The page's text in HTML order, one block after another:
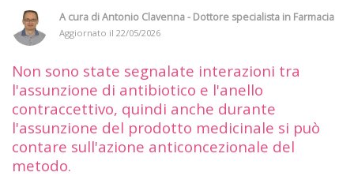
A cura diAntonio Clavenna - Dottore specialista in Farmacia
Aggiornato il 22/05/2026
Non sono state segnalate interazioni tra
l'assunzione di antibiotico e l'anello
contraccettivo, quindi anche durante
l'assunzione del prodotto medicinale si può
contare sull'azione anticoncezionale del
metodo.